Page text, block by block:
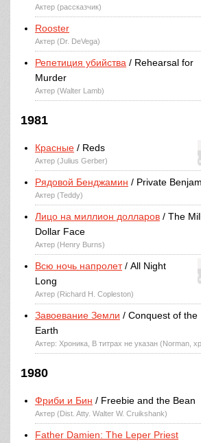
Актер (рассказчик)
Rooster
Актер (Dr. DeVega)
Репетиция убийства / Rehearsal for
Murder
Актер (Walter Lamb)
1981
Красные / Reds
Актер (Julius Gerber)
Рядовой Бенджамин / Private
Актер (Teddy)
Лицо на миллион долларов / The
Dollar Face
Актер (Henry Burns)
Всю ночь напролет/ All Night
Long
Актер (Richard H. Copleston)
Завоевание Земли / Conquest of the
Earth
Актер: Хроника, В титрах не указан (Norman,
1980
Фриби и Бин / Freebie and the Bean
Актер (Dist. Atty. Walter W. Cruikshank)
Father Damien: The Leper Priest